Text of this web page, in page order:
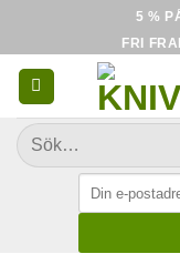
content
5 %
FRI
Sök
efter: